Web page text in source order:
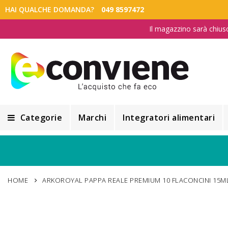
HAI QUALCHE DOMANDA? 049 8597472
Il magazzino sarà
Categorie
Alimentazione e Dietetica
Marchi Integratori alimentari
HOME ARKOROYAL PAPPA REALE PREMIUM 10 FLACONCINI